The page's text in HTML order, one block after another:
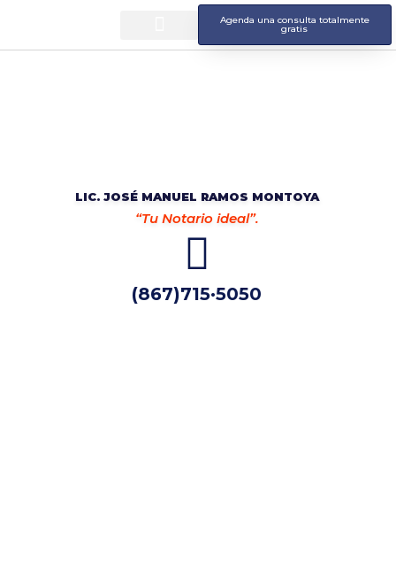
Agenda una consulta totalmente
gratis
LIC. JOSÉ MANUEL RAMOS MONTOYA
“Tu Notario ideal”.
(867)715·5050